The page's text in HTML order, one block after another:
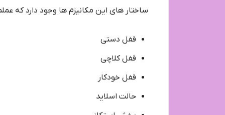
ساختار های این مکانیزم ها وجود دارد که
قفل دستی
قفل کلاچی
قفل خودکار
حالت اسلاید